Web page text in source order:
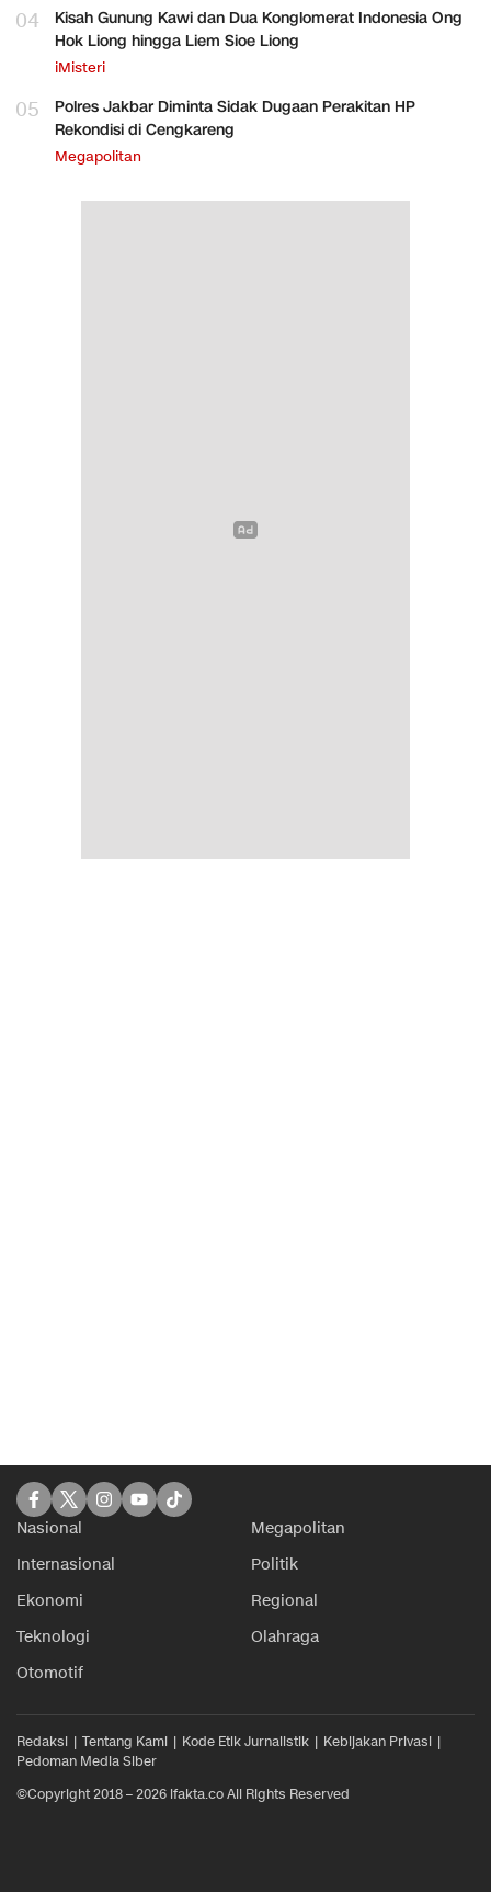
04
Kisah Gunung Kawi dan Dua Konglomerat Indonesia Ong
Hok Liong hingga Liem Sioe Liong
iMisteri
05
Polres Jakbar Diminta Sidak Dugaan Perakitan HP
Rekondisi di Cengkareng
Megapolitan
Nasional
Megapolitan
Internasional
Politik
Ekonomi
Regional
Teknologi
Olahraga
Otomotif
Redaksi Tentang Kami Kode Etik Jurnalistik
Kebijakan Privasi
Pedoman Media Siber
©Copyright 2018 – 2026 ifakta.co All Rights Reserved